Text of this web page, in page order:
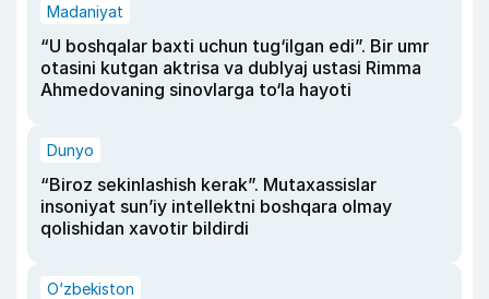
Madaniyat
“U boshqalar baxti uchun tug‘ilgan edi”. Bir umr
otasini kutgan aktrisa va dublyaj ustasi Rimma
Ahmedovaning sinovlarga to‘la hayoti
Dunyo
“Biroz sekinlashish kerak”. Mutaxassislar
insoniyat sun’iy intellektni boshqara olmay
qolishidan xavotir bildirdi
O‘zbekiston